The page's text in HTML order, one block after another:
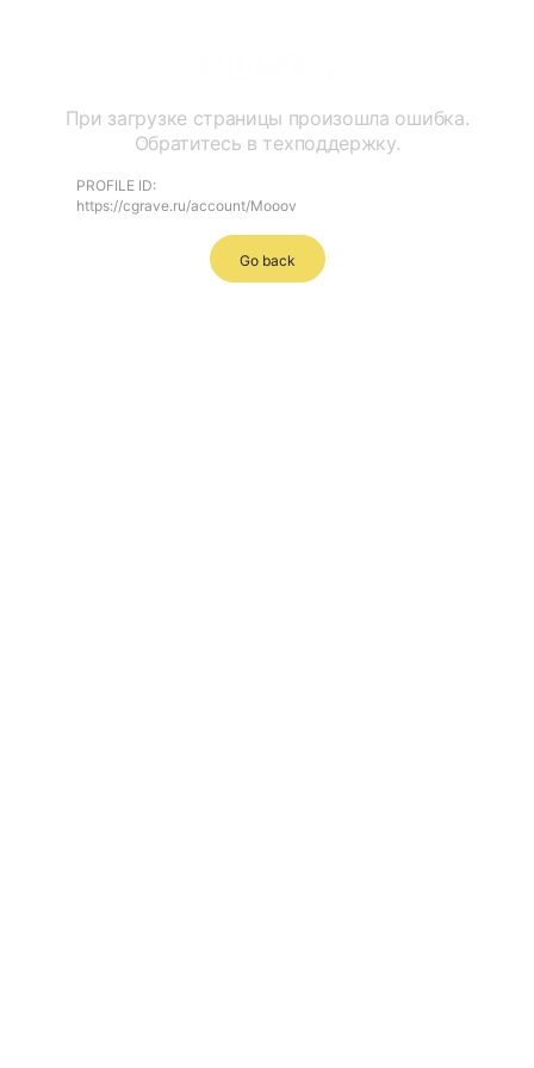
При загрузке страницы произошла ошибка.
Обратитесь в техподдержку.
PROFILE ID:
https://cgrave.ru/account/Mooov
Go back